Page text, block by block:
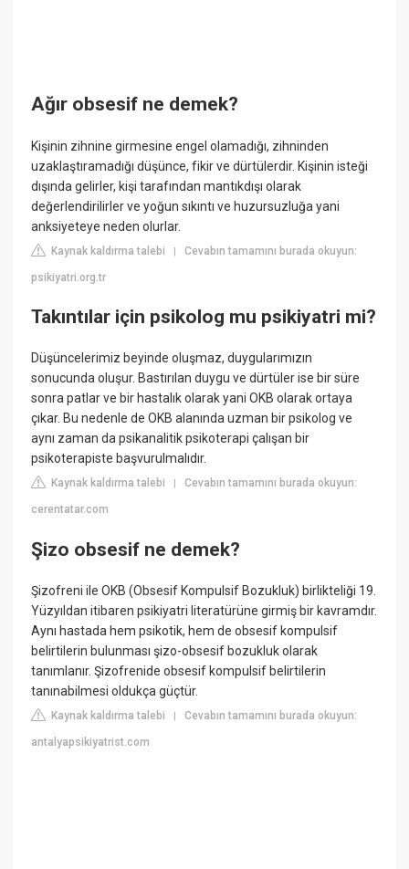
Ağır obsesif ne demek?
Kişinin zihnine girmesine engel olamadığı, zihninden
uzaklaştıramadığı düşünce, fikir ve dürtülerdir. Kişinin isteği
dışında gelirler, kişi tarafından mantıkdışı olarak
değerlendirilirler ve yoğun sıkıntı ve huzursuzluğa yani
anksiyeteye neden olurlar.
Kaynak kaldırma talebi |Cevabın tamamını burada okuyun:
psikiyatri.org.tr
Takıntılar için psikolog mu psikiyatri mi?
Düşüncelerimiz beyinde oluşmaz, duygularımızın
sonucunda oluşur. Bastırılan duygu ve dürtüler ise bir süre
sonra patlar ve bir hastalık olarak yani OKB olarak ortaya
çıkar. Bu nedenle de OKB alanında uzman bir psikolog ve
aynı zaman da psikanalitik psikoterapi çalışan bir
psikoterapiste başvurulmalıdır.
Kaynak kaldırma talebi |Cevabın tamamını burada okuyun:
cerentatar.com
Şizo obsesif ne demek?
Şizofreni ile OKB (Obsesif Kompulsif Bozukluk) birlikteliği 19.
Yüzyıldan itibaren psikiyatri literatürüne girmiş bir kavramdır.
Aynı hastada hem psikotik, hem de obsesif kompulsif
belirtilerin bulunması şizo-obsesif bozukluk olarak
tanımlanır. Şizofrenide obsesif kompulsif belirtilerin
tanınabilmesi oldukça güçtür.
Kaynak kaldırma talebi |Cevabın tamamını burada okuyun:
antalyapsikiyatrist.com